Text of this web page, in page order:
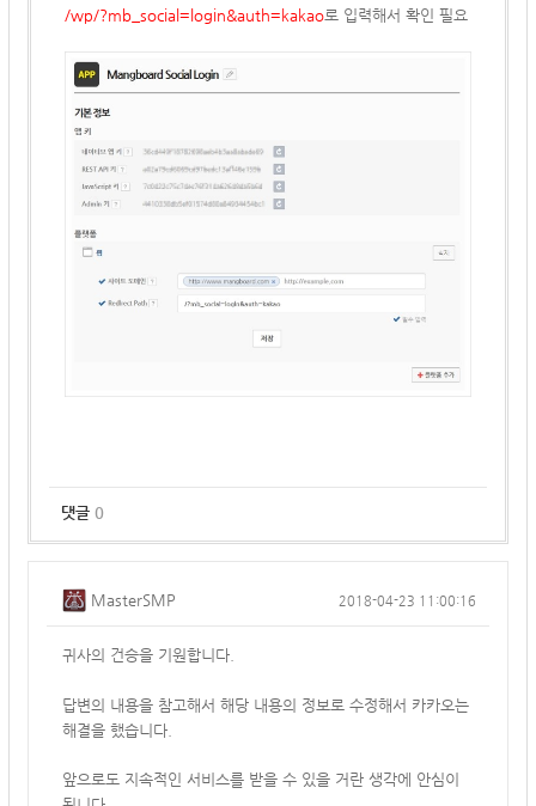
/wp/?mb_social=login&auth=kakao로 입력해서 확인 필요
댓글 0
MasterSMP 2018-04-23 11:00:16
귀사의 건승을 기원합니다.
답변의 내용을 참고해서 해당 내용의 정보로 수정해서 카카오는
해결을 했습니다.
앞으로도 지속적인 서비스를 받을 수 있을 거란 생각에 안심이